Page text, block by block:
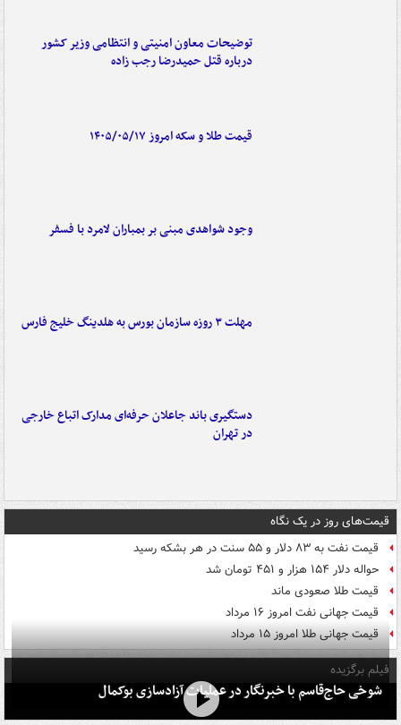
توضیحات معاون امنیتی و انتظامی وزیر کشور
درباره قتل حمیدرضا رجب زاده
قیمت طلا و سکه امروز ۱۴۰۵/۰۵/۱۷
وجود شواهدی مبنی بر بمباران لامرد با فسفر
مهلت ۳ روزه سازمان بورس به هلدینگ خلیج فارس
دستگیری باند جاعلان حرفه‌ای مدارک اتباع خارجی
در تهران
قیمت‌های روز در یک نگاه
قیمت نفت به ۸۳ دلار و ۵۵ سنت در هر بشکه رسید
حواله دلار ۱۵۴ هزار و ۴۵۱ تومان شد
قیمت طلا صعودی ماند
قیمت جهانی نفت امروز ۱۶ مرداد
قیمت جهانی طلا امروز ۱۵ مرداد
فیلم برگزیده
شوخی حاج‌قاسم با خبرنگار در عملیات آزادسازی بوکمال